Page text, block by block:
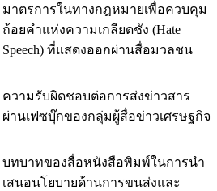
มาตรการในทางกฎหมายเพื่อควบคุม
ถ้อยคำแห่งความเกลียดชัง (Hate
Speech) ที่แสดงออกผ่านสื่อมวลชน
ความรับผิดชอบต่อการส่งข่าวสาร
ผ่านเฟซบุ๊กของกลุ่มผู้สื่อข่าวเศรษฐกิจ
บทบาทของสื่อหนังสือพิมพ์ในการนำ
เสนอนโยบายด้านการขนส่งและ